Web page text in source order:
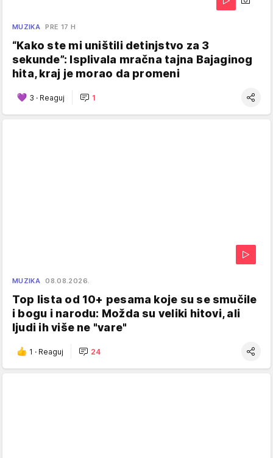
MUZIKA PRE 17 H
“Kako ste mi uništili detinjstvo za 3
sekunde”: Isplivala mračna tajna Bajaginog
hita, kraj je morao da promeni
3 · Reaguj 1
MUZIKA 08.08.2026.
Top lista od 10+ pesama koje su se smučile
i bogu i narodu: Možda su veliki hitovi, ali
ljudi ih više ne "vare"
1 · Reaguj 24